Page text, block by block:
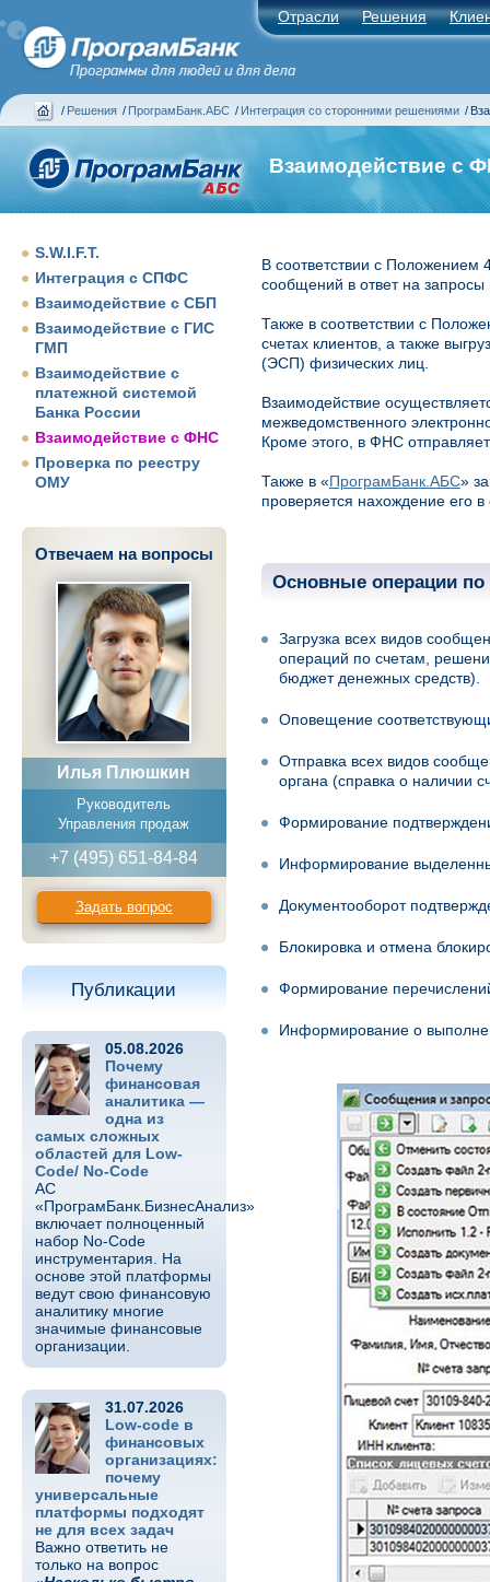
Отрасли Решения
/ Решения / ПрограмБанк.АБС / Интеграция со сторонними решениями /
Взаимодействие с
S.W.I.F.T.
Интеграция с СПФС
Взаимодействие с СБП
Взаимодействие с ГИС
ГМП
Взаимодействие с
платежной системой
Банка России
Взаимодействие с ФНС
Проверка по реестру
ОМУ
Отвечаем на вопросы
Илья Плюшкин
Руководитель
Управления продаж
+7 (495) 651-84-84
Задать вопрос
Публикации
05.08.2026
Почему
финансовая
аналитика —
одна из
самых сложных
областей для Low-
Code/ No-Code
АС
«ПрограмБанк.БизнесАнализ»
включает полноценный
набор No-Code
инструментария. На
основе этой платформы
ведут свою финансовую
аналитику многие
значимые финансовые
организации.
31.07.2026
Low-code в
финансовых
организациях:
почему
универсальные
платформы подходят
не для всех задач
Важно ответить не
только на вопрос
В соответствии с
сообщений в ответ на запросы
Также в соответствии с
счетах клиентов, а также
(ЭСП) физических лиц.
Взаимодействие
межведомственного
Кроме этого, в ФНС
Также в «ПрограмБанк.АБС»
проверяется нахождение его
Основные операции
Загрузка всех видов
операций по счетам,
бюджет денежных средств).
Оповещение
Отправка всех видов
органа (справка о наличии
Формирование
Информирование
Документооборот
Блокировка и отмена
Формирование
Информирование о